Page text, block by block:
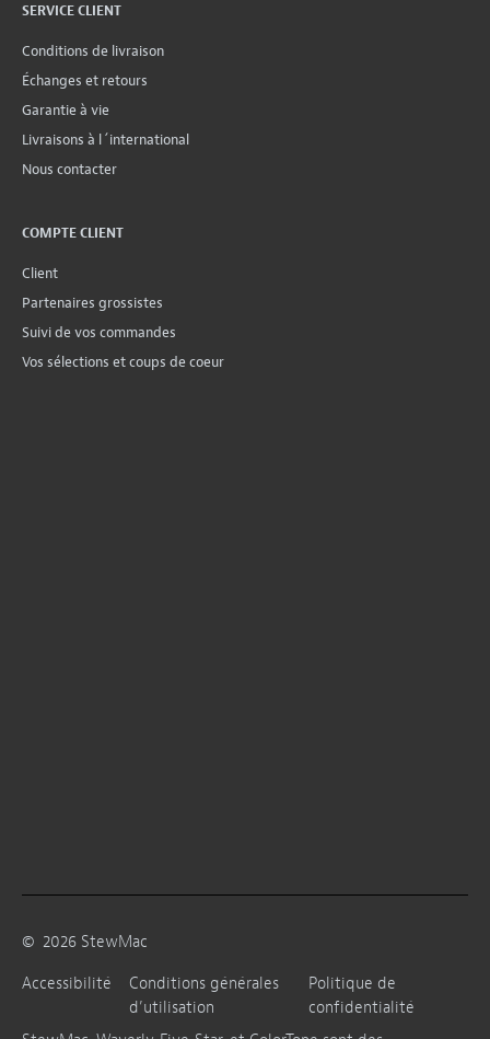
SERVICE CLIENT
Conditions de livraison
Échanges et retours
Garantie à vie
Livraisons à l´international
Nous contacter
COMPTE CLIENT
Client
Partenaires grossistes
Suivi de vos commandes
Vos sélections et coups de coeur
© 2026 StewMac
Accessibilité
Conditions générales
d’utilisation
Politique de
confidentialité